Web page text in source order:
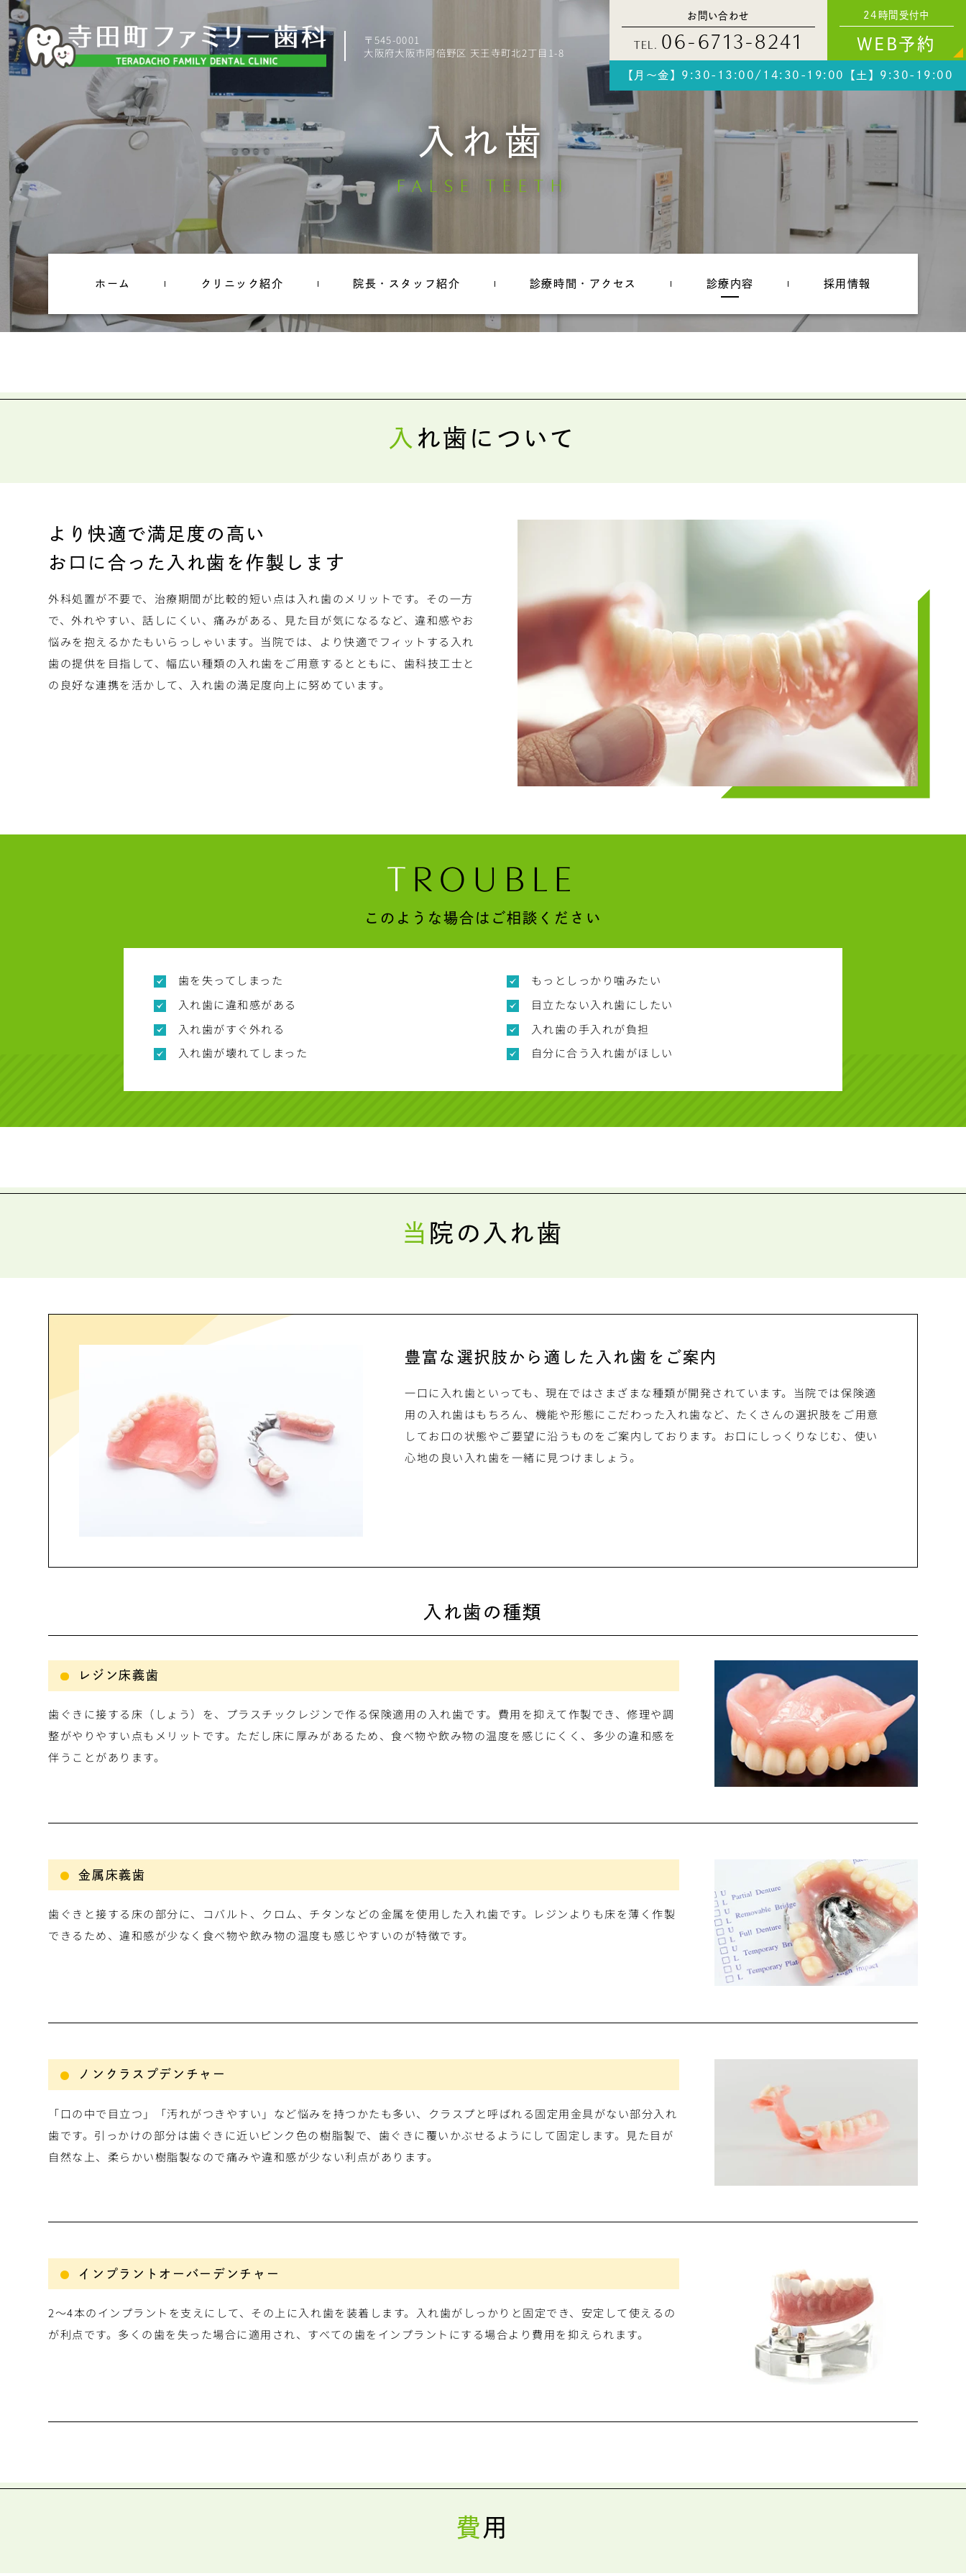
〒545-0001
大阪府大阪市阿倍野区 天王寺町北2丁目1-8
お問い合わせ
TEL. 06-6713-8241
24時間受付中
WEB予約
【月～金】9:30-13:00/14:30-19:00【土】9:30-19:00
入れ歯
FALSE TEETH
ホーム クリニック紹介 院長・スタッフ紹介 診療時間・アクセス 診療内容 採用情報
入れ歯について
より快適で満足度の高い
お口に合った入れ歯を作製します
外科処置が不要で、治療期間が比較的短い点は入れ歯のメリットです。その一方
で、外れやすい、話しにくい、痛みがある、見た目が気になるなど、違和感やお
悩みを抱えるかたもいらっしゃいます。当院では、より快適でフィットする入れ
歯の提供を目指して、幅広い種類の入れ歯をご用意するとともに、歯科技工士と
の良好な連携を活かして、入れ歯の満足度向上に努めています。
T ROUBLE
このような場合はご相談ください
歯を失ってしまった
もっとしっかり噛みたい
入れ歯に違和感がある
目立たない入れ歯にしたい
入れ歯がすぐ外れる
入れ歯の手入れが負担
入れ歯が壊れてしまった
自分に合う入れ歯がほしい
当院の入れ歯
豊富な選択肢から 適した入れ歯をご案内
一口に入れ歯といっても、現在ではさまざまな種類が開発されています。当院では保険適
用の入れ歯はもちろん、機能や形態にこだわった入れ歯など、たくさんの選択肢をご用意
してお口の状態やご要望に沿うものをご案内しております。お口にしっくりなじむ、使い
心地の良い入れ歯を一緒に見つけましょう。
入れ歯の種類
レジン床義歯
歯ぐきに接する床（しょう）を、プラスチックレジンで作る保険適用の入れ歯です。費用を抑えて作製でき、修理や調
整がやりやすい点もメリットです。ただし床に厚みがあるため、食べ物や飲み物の温度を感じにくく、多少の違和感を
伴うことがあります。
金属床義歯
歯ぐきと接する床の部分に、コバルト、クロム、チタンなどの金属を使用した入れ歯です。レジンよりも床を薄く作製
できるため、違和感が少なく食べ物や飲み物の温度も感じやすいのが特徴です。
ノンクラスプデンチャー
「口の中で目立つ」「汚れがつきやすい」など悩みを持つかたも多い、クラスプと呼ばれる固定用金具がない部分入れ
歯です。引っかけの部分は歯ぐきに近いピンク色の樹脂製で、歯ぐきに覆いかぶせるようにして固定します。見た目が
自然な上、柔らかい樹脂製なので痛みや違和感が少ない利点があります。
インプラントオーバーデンチャー
2～4本のインプラントを支えにして、その上に入れ歯を装着します。入れ歯がしっかりと固定でき、安定して使えるの
が利点です。多くの歯を失った場合に適用され、すべての歯をインプラントにする場合より費用を抑えられます。
費用